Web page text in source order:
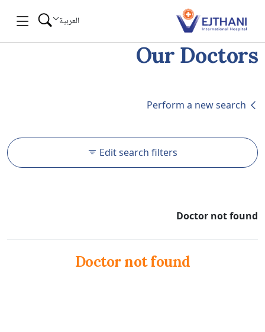
العربية
Our Doctors
Edit search filters
Doctor not found
Doctor not found